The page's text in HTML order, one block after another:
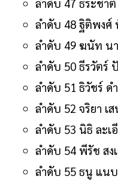
ลำดับ 47 ธีระชา
ลำดับ 48 ฐิติพงศ์
ลำดับ 49 ฆนัท น
ลำดับ 50 ธีรวัตร์
ลำดับ 51 ธิวัชร์ ด
ลำดับ 52 จริยา เ
ลำดับ 53 นิธิ ละเ
ลำดับ 54 พีรัช สง
ลำดับ 55 ธนู แนบ